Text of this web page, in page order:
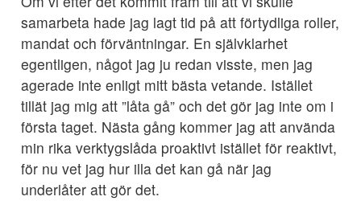
samarbeta hade jag lagt tid på att förtydliga roller,
mandat och förväntningar. En självklarhet
egentligen, något jag ju redan visste, men jag
agerade inte enligt mitt bästa vetande. Istället
tillät jag mig att ”låta gå” och det gör jag inte om i
första taget. Nästa gång kommer jag att använda
min rika verktygslåda proaktivt istället för reaktivt,
för nu vet jag hur illa det kan gå när jag
underlåter att gör det.